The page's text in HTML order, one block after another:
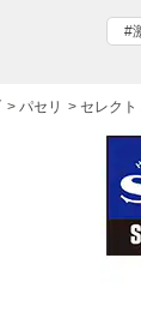
#
> パセリ > セレク